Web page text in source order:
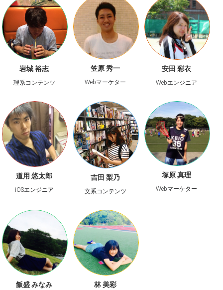
岩城 裕志
理系コンテンツ
笠原 秀一
Webマーケター
安田 彩衣
Webエンジニア
道用 悠太郎
iOSエンジニア
吉田 梨乃
文系コンテンツ
塚原 真理
Webマーケター
飯盛 みなみ 林 美彩